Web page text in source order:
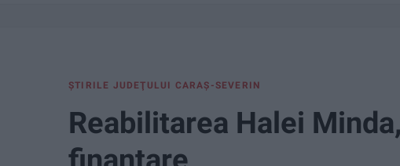
ŞTIRILE JUDEŢULUI CARAŞ-SEVERIN
Reabilitarea Halei